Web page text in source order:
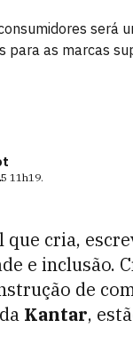
será
para as marcas
11h19.
cria,
e inclusão.
de
Kantar,